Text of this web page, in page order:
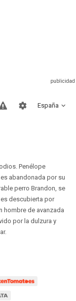
España
Penélope
abandonada por su
perro Brandon, se
descubierta por
hombre de avanzada
por la dulzura y